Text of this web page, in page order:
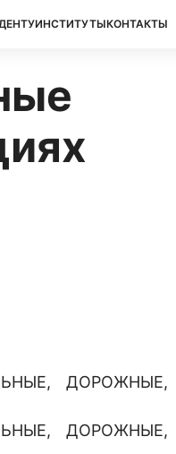
ИНСТИТУТЫКОНТАКТЫ
ДОРОЖНЫЕ,
ДОРОЖНЫЕ,